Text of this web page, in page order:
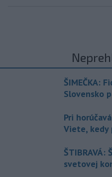
ŠIMEČKA:
Slovensko
Pri
Viete, kedy
svetovej